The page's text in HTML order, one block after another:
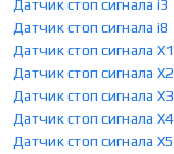
Датчик стоп сигнала i3
Датчик стоп сигнала i8
Датчик стоп сигнала X1
Датчик стоп сигнала X2
Датчик стоп сигнала X3
Датчик стоп сигнала X4
Датчик стоп сигнала X5